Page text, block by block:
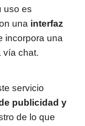
uso es
una interfaz
incorpora una
vía chat.
servicio
publicidad y
de lo que